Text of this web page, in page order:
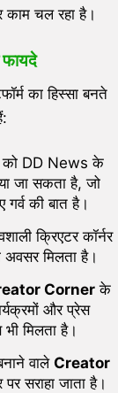
काम चल रहा है।
का हिस्सा बनते
को DD News के
जा सकता है, जो
की बात है।
क्रिएटर कॉर्नर
मिलता है।
Cornerके
और प्रेस
मिलता है।
वाले Creator
सराहा जाता है।